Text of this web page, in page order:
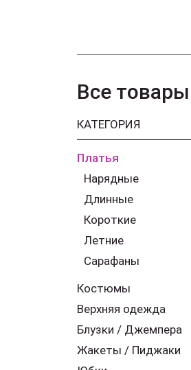
Все товары
КАТЕГОРИЯ
Платья
Нарядные
Длинные
Короткие
Летние
Сарафаны
Костюмы
Верхняя одежда
Блузки / Джемпера
Жакеты / Пиджаки